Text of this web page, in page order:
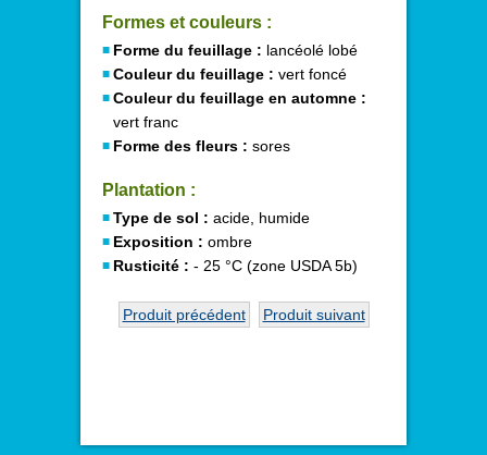
Formes et couleurs :
Forme du feuillage : lancéolé lobé
Couleur du feuillage : vert foncé
Couleur du feuillage en automne :
vert franc
Forme des fleurs : sores
Plantation :
Type de sol : acide, humide
Exposition : ombre
Rusticité : - 25 °C (zone USDA 5b)
Produit précédent Produit suivant